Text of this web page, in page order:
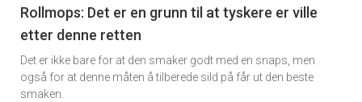
6
Rollmops: Det er en grunn til at tyskere er ville
etter denne retten
Det er ikke bare for at den smaker godt med en snaps, men
også for at denne måten å tilberede sild på får ut den beste
smaken.